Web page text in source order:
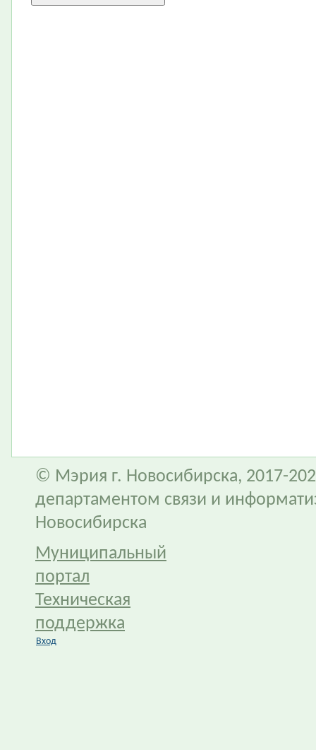
© Мэрия г. Новосибирска, 2017-
департаментом связи и
Новосибирска
Муниципальный
портал
Техническая
поддержка
Вход